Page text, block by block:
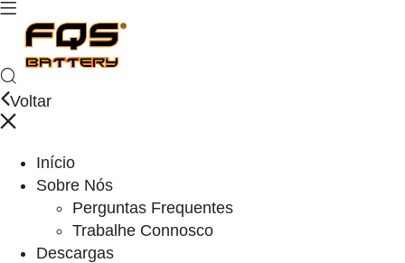
Voltar
Início
Sobre Nós
Perguntas Frequentes
Trabalhe Connosco
Descargas